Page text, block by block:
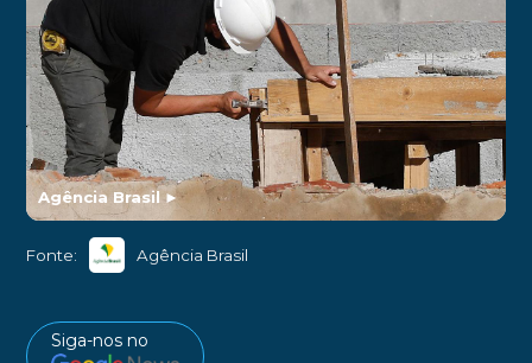
Agência Brasil►
Fonte: Agência Brasil
Siga-nos no